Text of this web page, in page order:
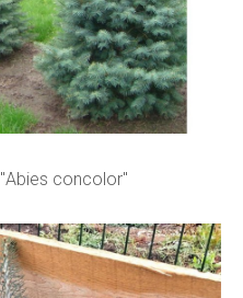
concolor"